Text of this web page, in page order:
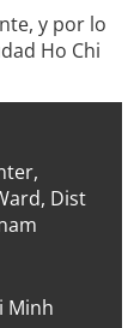
y por lo
Ho Chi
Dist
Minh